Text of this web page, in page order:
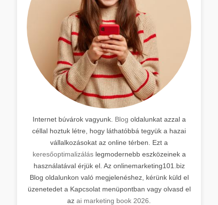
Internet búvárok vagyunk. Blog oldalunkat azzal a
céllal hoztuk létre, hogy láthatóbbá tegyük a hazai
vállalkozásokat az online térben. Ezt a
keresőoptimalizáláslegmodernebb eszközeinek a
használatával érjük el. Az onlinemarketing101.biz
Blog oldalunkon való megjelenéshez, kérünk küld el
üzenetedet a Kapcsolat menüpontban vagy olvasd el
az ai marketing book 2026